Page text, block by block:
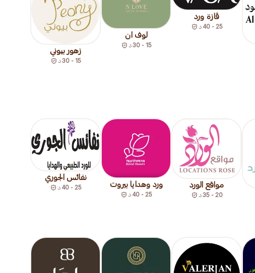
ڤازة ورد
25 - 40 د
لوف ان
15 - 30 د
زهور بيوني
15 - 30 د
مواقع الورد
20 - 35 د
ورد وهدايا بيروت
25 - 40 د
نفائس الجوري
25 - 40 د